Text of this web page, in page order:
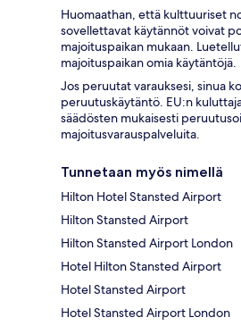
Huomaathan, että kulttuuriset
sovellettavat käytännöt voivat
majoituspaikan mukaan.
majoituspaikan omia käytäntöjä.
Jos peruutat varauksesi, sinua
peruutuskäytäntö. EU:n
säädösten mukaisesti
majoitusvarauspalveluita.
Tunnetaan myös nimellä
Hilton Hotel Stansted Airport
Hilton Stansted Airport
Hilton Stansted Airport London
Hotel Hilton Stansted Airport
Hotel Stansted Airport
Hotel Stansted Airport London